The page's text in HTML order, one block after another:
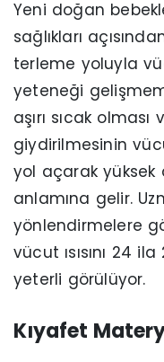
Yeni doğan
sağlıkları
terleme yoluyla
yeteneği
aşırı sıcak
giydirilmesinin
yol açarak
anlamına gelir.
yönlendirmelere
vücut ısısını 24
yeterli görülüyor.
Kıyafet